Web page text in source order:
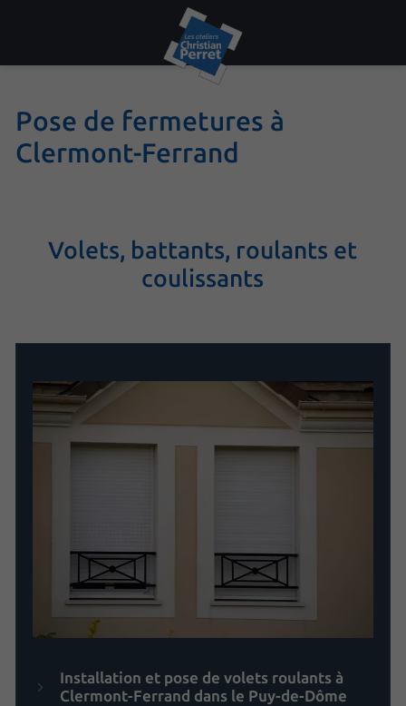
Pose de fermetures à
Clermont-Ferrand
Volets, battants, roulants et
coulissants
Installation et pose de volets roulants à
Clermont-Ferrand dans le Puy-de-Dôme